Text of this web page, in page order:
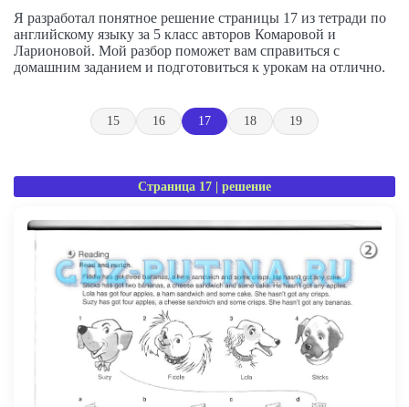
Я разработал понятное решение страницы 17 из тетради по
английскому языку за 5 класс авторов Комаровой и
Ларионовой. Мой разбор поможет вам справиться с
домашним заданием и подготовиться к урокам на отлично.
15 16 17 18 19
Страница 17 | решение